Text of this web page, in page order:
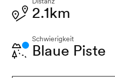
2.1km
Schwierigkeit
Blaue Piste